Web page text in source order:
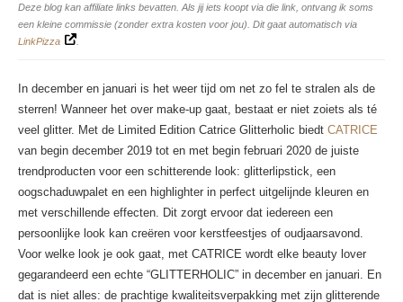
Deze blog kan affiliate links bevatten. Als jij iets koopt via die link, ontvang ik soms
een kleine commissie (zonder extra kosten voor jou). Dit gaat automatisch via
LinkPizza
In december en januari is het weer tijd om net zo fel te stralen als de
sterren! Wanneer het over make-up gaat, bestaat er niet zoiets als té
veel glitter. Met de Limited Edition Catrice Glitterholic biedt CATRICE
van begin december 2019 tot en met begin februari 2020 de juiste
trendproducten voor een schitterende look: glitterlipstick, een
oogschaduwpalet en een highlighter in perfect uitgelijnde kleuren en
met verschillende effecten. Dit zorgt ervoor dat iedereen een
persoonlijke look kan creëren voor kerstfeestjes of oudjaarsavond.
Voor welke look je ook gaat, met CATRICE wordt elke beauty lover
gegarandeerd een echte “GLITTERHOLIC” in december en januari. En
dat is niet alles: de prachtige kwaliteitsverpakking met zijn glitterende